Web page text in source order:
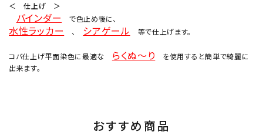
＜ 仕上げ ＞
バインダー で色止め後に、
水性ラッカー 、 シアゲール 等で仕上げます。
コバ仕上げ平面染色に最適な らくぬ～り を使用すると簡単で綺麗に
出来ます。
おすすめ商品